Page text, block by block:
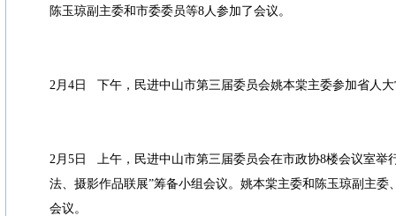
陈玉琼副主委和市委委员等8人参加了会议。
2月4日 下午，民进中山市第三届委员会姚本棠主委参加省人
2月5日 上午，民进中山市第三届委员会在市政协8楼会议室举
法、摄影作品联展”筹备小组会议。姚本棠主委和陈玉琼副主委
会议。